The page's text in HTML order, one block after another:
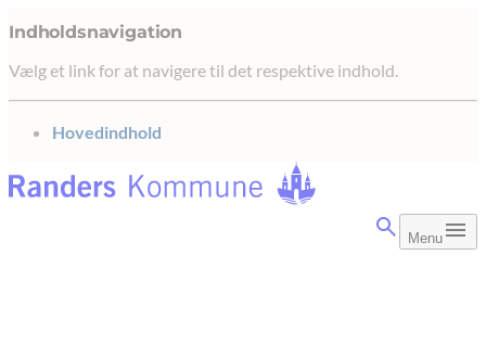
Indholdsnavigation
Vælg et link for at navigere til det respektive indhold.
gå til
Hovedindhold
Menu